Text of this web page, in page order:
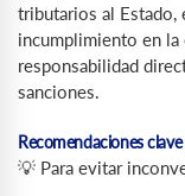
tributarios al Estado,
incumplimiento en la
responsabilidad
sanciones.
Recomendaciones
💡 Para evitar